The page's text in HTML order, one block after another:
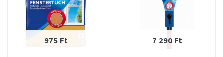
975 Ft 7 290 Ft